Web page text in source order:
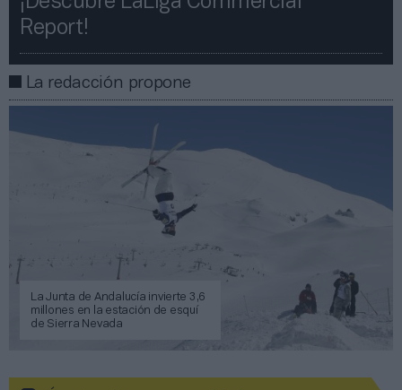
Report!​​
La redacción propone
La Junta de Andalucía invierte 3,6
millones en la estación de esquí
de Sierra Nevada